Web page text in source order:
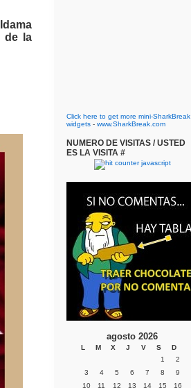
de la
Click here to get more mini-SharkBreak
widgets - www.SharkBreak.com
NUMERO DE VISITAS / USTED
ES LA VISITA #
agosto 2026
L M X J V S
D
1
2
3
4 5 6 7 8
9
10
11 12 13 14 15 16